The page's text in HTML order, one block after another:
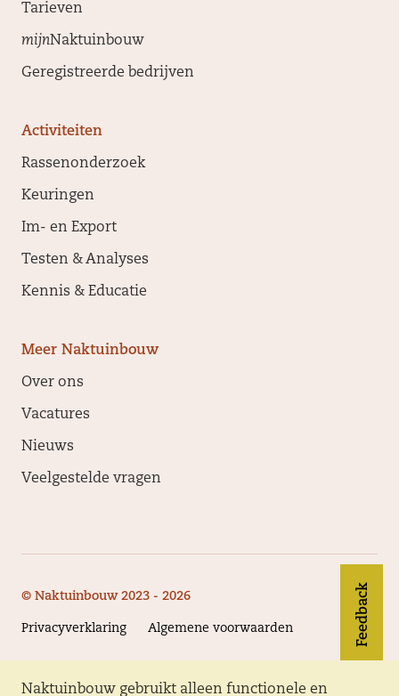
Feedback
Naktuinbouw gebruikt alleen functionele en
Tarieven
mijnNaktuinbouw
Geregistreerde bedrijven
Activiteiten
Rassenonderzoek
Keuringen
Im- en Export
Testen & Analyses
Kennis & Educatie
Meer Naktuinbouw
Over ons
Vacatures
Nieuws
Veelgestelde vragen
© Naktuinbouw 2023 - 2026
Privacyverklaring Algemene voorwaarden